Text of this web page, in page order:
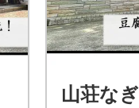
山荘な